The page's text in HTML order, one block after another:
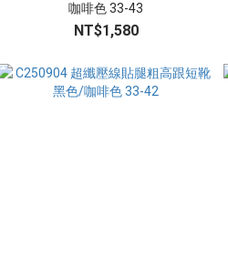
咖啡色 33-43
NT$1,580